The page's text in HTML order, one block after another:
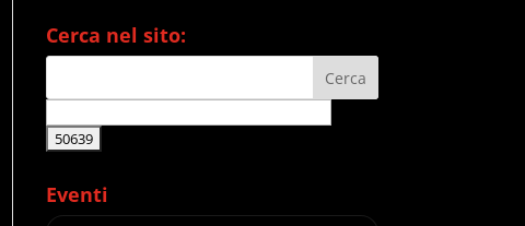
Cerca nel sito:
Eventi